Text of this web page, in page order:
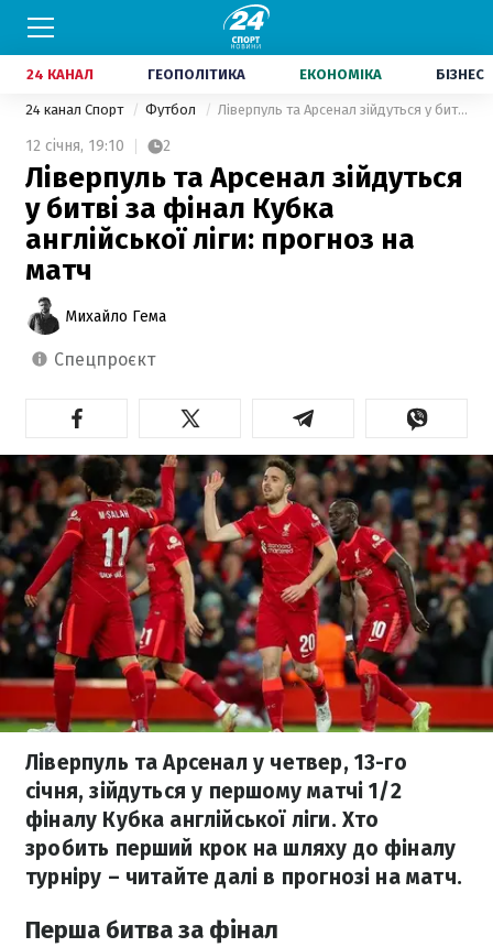
24 КАНАЛ ГЕОПОЛІТИКА ЕКОНОМІКА БІЗНЕС
24 канал Спорт Футбол Ліверпуль та Арсенал зійдуться у битві за фінал Кубка англійської ліги: прогноз на матч
12 січня, 19:10 2
Ліверпуль та Арсенал зійдуться
у битві за фінал Кубка
англійської ліги: прогноз на
матч
Михайло Гема
спецпроєкт
Ліверпуль та Арсенал у четвер, 13-го
січня, зійдуться у першому матчі 1/2
фіналу Кубка англійської ліги. Хто
зробить перший крок на шляху до фіналу
турніру – читайте далі в прогнозі на матч.
Перша битва за фінал